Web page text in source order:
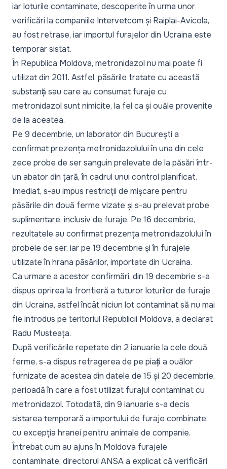
iar loturile contaminate, descoperite în urma unor
verificări la companiile Intervetcom și Raiplai-Avicola,
au fost retrase, iar importul furajelor din Ucraina este
temporar sistat.
În Republica Moldova, metronidazol nu mai poate fi
utilizat din 2011. Astfel, păsările tratate cu această
substanță sau care au consumat furaje cu
metronidazol sunt nimicite, la fel ca și ouăle provenite
de la aceatea.
Pe 9 decembrie, un laborator din București a
confirmat prezența metronidazolului în una din cele
zece probe de ser sanguin prelevate de la păsări într-
un abator din țară, în cadrul unui control planificat.
Imediat, s-au impus restricții de mișcare pentru
păsările din două ferme vizate și s-au prelevat probe
suplimentare, inclusiv de furaje. Pe 16 decembrie,
rezultatele au confirmat prezența metronidazolului în
probele de ser, iar pe 19 decembrie și în furajele
utilizate în hrana păsărilor, importate din Ucraina.
Ca urmare a acestor confirmări, din 19 decembrie s-a
dispus oprirea la frontieră a tuturor loturilor de furaje
din Ucraina, astfel încât niciun lot contaminat să nu mai
fie introdus pe teritoriul Republicii Moldova, a declarat
Radu Musteața.
După verificările repetate din 2 ianuarie la cele două
ferme, s-a dispus retragerea de pe piață a ouălor
furnizate de acestea din datele de 15 și 20 decembrie,
perioadă în care a fost utilizat furajul contaminat cu
metronidazol. Totodată, din 9 ianuarie s-a decis
sistarea temporară a importului de furaje combinate,
cu excepția hranei pentru animale de companie.
Întrebat cum au ajuns în Moldova furajele
contaminate, directorul ANSA a explicat că verificări